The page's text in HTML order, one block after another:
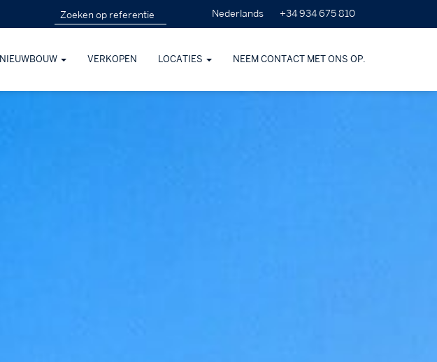
Nederlands +34 934 675 810
NIEUWBOUW VERKOPEN LOCATIES NEEM CONTACT MET ONS OP.